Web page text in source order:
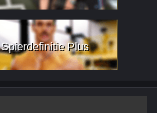
Spierdefinitie Plus